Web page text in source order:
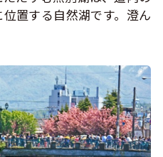
置する自然湖です。澄ん